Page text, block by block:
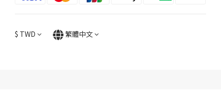
$ TWD 繁體中文